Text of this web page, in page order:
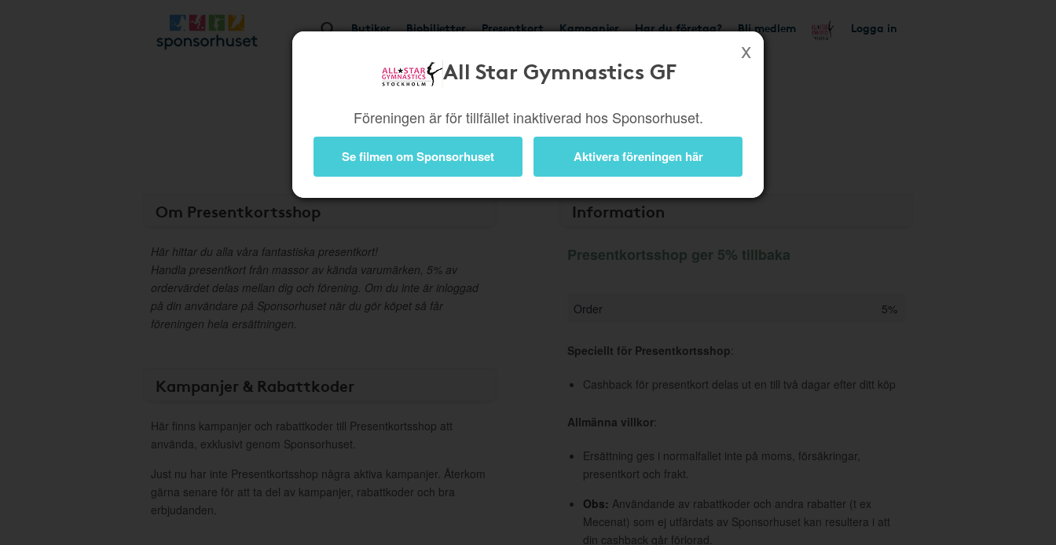
Butiker Biobiljetter Presentkort Kampanjer Har du företag? Bli medlem Logga in
All Star Gymnastics GF
Föreningen är för tillfället inaktiverad hos Sponsorhuset.
Se filmen om Sponsorhuset Aktivera föreningen här
Ger 5% Besök butik
Om Presentkortsshop
Här hittar du alla våra fantastiska presentkort!
Handla presentkort från massor av kända varumärken, 5% av
ordervärdet delas mellan dig och förening. Om du inte är inloggad
på din användare på Sponsorhuset när du gör köpet så får
föreningen hela ersättningen.
Kampanjer & Rabattkoder
Här finns kampanjer och rabattkoder till Presentkortsshop att
använda, exklusivt genom Sponsorhuset.
Just nu har inte Presentkortsshop några aktiva kampanjer. Återkom
gärna senare för att ta del av kampanjer, rabattkoder och bra
erbjudanden.
Information
Presentkortsshop ger 5% tillbaka
Order 5%
Speciellt för Presentkortsshop:
Cashback för presentkort delas ut en till två dagar efter ditt köp
Allmänna villkor:
Ersättning ges i normalfallet inte på moms, försäkringar,
presentkort och frakt.
Obs: Användande av rabattkoder och andra rabatter (t ex
Mecenat) som ej utfärdats av Sponsorhuset kan resultera i att
din cashback går förlorad.